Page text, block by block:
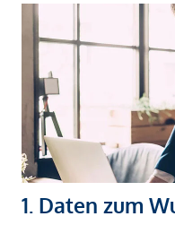
1. Daten zum